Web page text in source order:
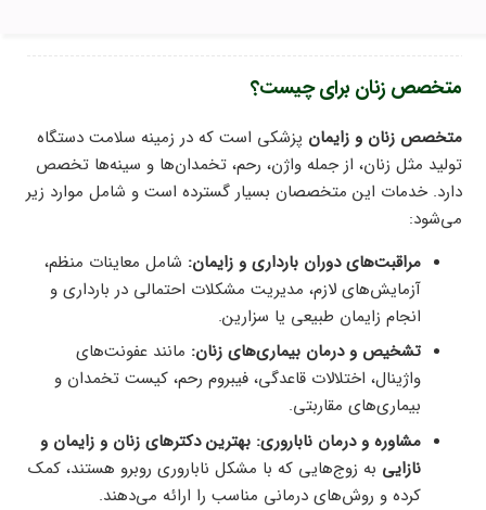
متخصص زنان برای چیست؟
متخصص زنان و زایمان پزشکی است که در زمینه سلامت دستگاه
تولید مثل زنان، از جمله واژن، رحم، تخمدان‌ها و سینه‌ها تخصص
دارد. خدمات این متخصصان بسیار گسترده است و شامل موارد زیر
می‌شود:
مراقبت‌های دوران بارداری و زایمان: شامل معاینات منظم،
آزمایش‌های لازم، مدیریت مشکلات احتمالی در بارداری و
انجام زایمان طبیعی یا سزارین.
تشخیص و درمان بیماری‌های زنان: مانند عفونت‌های
واژینال، اختلالات قاعدگی، فیبروم رحم، کیست تخمدان و
بیماری‌های مقاربتی.
مشاوره و درمان ناباروری: بهترین دکترهای زنان و زایمان و
نازایی به زوج‌هایی که با مشکل ناباروری روبرو هستند، کمک
کرده و روش‌های درمانی مناسب را ارائه می‌دهند.